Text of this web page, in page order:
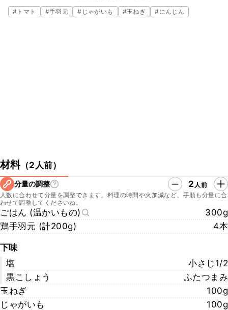
味しいですよ。
# トマト #手羽元 # じゃがいも #玉ねぎ #にんじん
材料（2人前）
分量の調整 2 人前
人数に合わせて分量を調整できます。料理の時間や火加減など、手順も分量に合
わせて調整してくださいね。
ごはん (温かいもの)
300g
鶏手羽元 (計200g)
4本
下味
塩
小さじ1/2
黒こしょう
ふたつまみ
玉ねぎ
100g
じゃがいも
100g